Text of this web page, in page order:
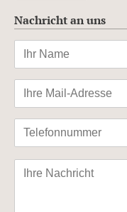
Nachricht an uns
Bitte
lasse